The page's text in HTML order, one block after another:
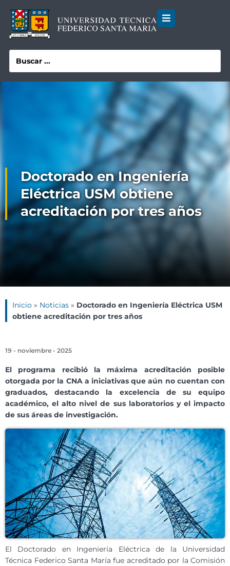
Doctorado en Ingeniería
Eléctrica USM obtiene
acreditación por tres años
Inicio » Noticias » Doctorado en Ingeniería Eléctrica USM
obtiene acreditación por tres años
19 - noviembre - 2025
El programa recibió la máxima acreditación posible
otorgada por la CNA a iniciativas que aún no cuentan con
graduados, destacando la excelencia de su equipo
académico, el alto nivel de sus laboratorios y el impacto
de sus áreas de investigación.
El Doctorado en Ingeniería Eléctrica de la Universidad
Técnica Federico Santa María fue acreditado por la Comisión